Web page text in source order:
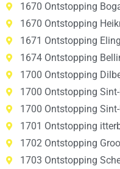
1670 Ontstopping
1670 Ontstopping
1671 Ontstopping
1674 Ontstopping
1700 Ontstopping
1700 Ontstopping
1700 Ontstopping
1701 Ontstopping
1702 Ontstopping
1703 Ontstopping